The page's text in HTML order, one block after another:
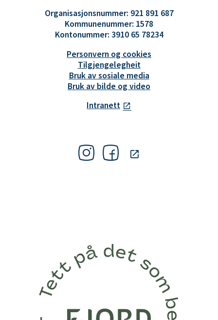
Organisasjonsnummer: 921 891 687
Kommunenummer: 1578
Kontonummer: 3910 65 78234
Personvern og cookies
Tilgjengelegheit
Bruk av sosiale media
Bruk av bilde og video
Intranett